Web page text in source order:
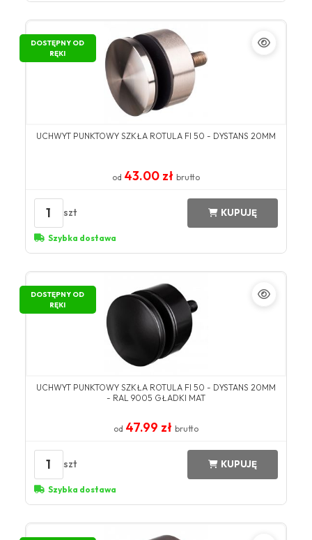
DOSTĘPNY OD
RĘKI
UCHWYT PUNKTOWY SZKŁA ROTULA FI 50 - DYSTANS 20MM
od 43.00 zł brutto
1 szt KUPUJĘ
Szybka dostawa
DOSTĘPNY OD
RĘKI
UCHWYT PUNKTOWY SZKŁA ROTULA FI 50 - DYSTANS 20MM
- RAL 9005 GŁADKI MAT
od 47.99 zł brutto
1 szt KUPUJĘ
Szybka dostawa